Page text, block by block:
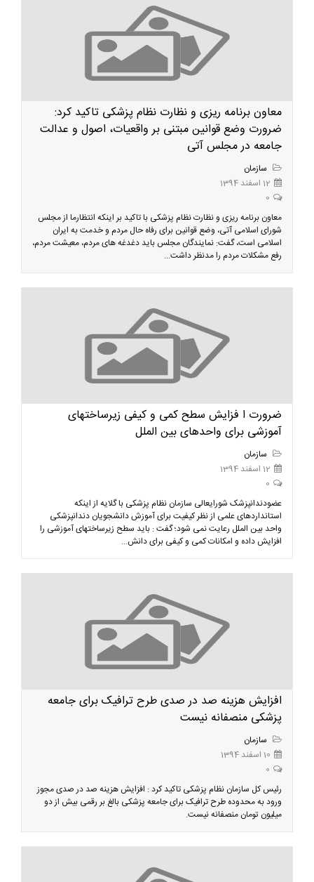
معاون برنامه ریزی و نظارت نظام پزشکی تاکید کرد:
ضرورت وضع قوانین مبتنی بر واقعیات، اصول و عدالت
جامعه در مجلس آتی
سازمان
12 اسفند 1394
0
معاون برنامه ریزی و نظارت نظام پزشکی با تاکید بر اینکه انتظارما از مجلس
شورای اسلامی آتی، وضع قوانین برای رفاه حال مردم و خدمت به ایران
اسلامی است، گفت: نمایندگان مجلس باید دغدغه های مردم، معیشت مردم،
رفع مشکلات مردم را مدنظر داشت...
ضرورت ا فزایش سطح کمی و کیفی زیرساختهای
آموزشی برای واحدهای بین الملل
سازمان
12 اسفند 1394
0
عضودندانپزشک شورایعالی سازمان نظام پزشکی با گلایه از اینکه
استانداردهای علمی از نظر کیفیت برای آموزش دانشجویان دندانپزشکی
واحد بین الملل رعایت نمی شود؛ گفت : باید سطح زیرساختهای آموزشی را
افزایش داده و امکانات کمی و کیفی برای دانش...
افزایش هزینه صد در صدی طرح ترافیک برای جامعه
پزشکی منصفانه نیست
سازمان
10 اسفند 1394
0
رئیس کل سازمان نظام پزشکی تاکید کرد : افزایش هزینه صد در صدی مجوز
ورود به محدوده طرح ترافیک برای جامعه پزشکی بالغ بر رقمی بیش از دو
میلیون تومان منصفانه نیست.